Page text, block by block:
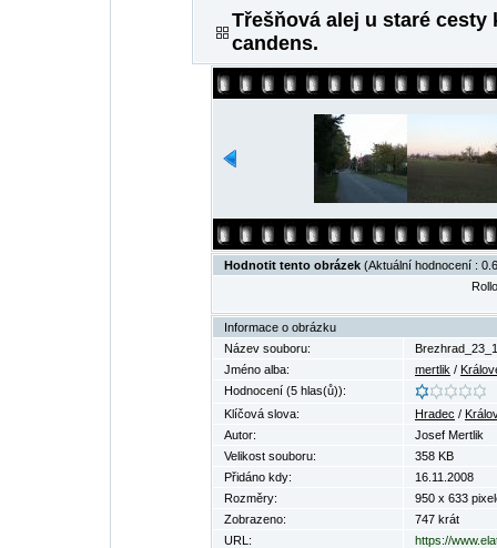
Třešňová alej u staré
candens.
Hodnotit tento obrázek (Aktuální hodnocení :
Informace o obrázku
Název souboru:
Jméno alba:
mertlik /
Hodnocení (5 hlas(ů)):
Klíčová slova:
Hradec /
Autor:
Josef Mertlik
Velikost souboru:
358 KB
Přidáno kdy:
16.11.2008
Rozměry:
950 x 633
Zobrazeno:
747 krát
URL:
https://